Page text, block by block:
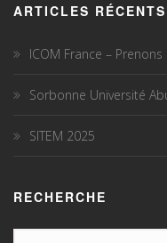
ARTICLES RÉCENTS
ICOM France –
Sorbonne Université
SITEM 2025
RECHERCHE